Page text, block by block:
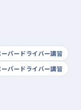
パードライバー講習
パードライバー講習